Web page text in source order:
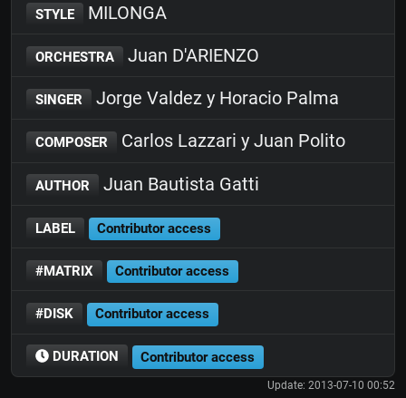
STYLE MILONGA
ORCHESTRA Juan D'ARIENZO
SINGER Jorge Valdez y Horacio Palma
COMPOSER Carlos Lazzari y Juan Polito
AUTHOR Juan Bautista Gatti
LABEL Contributor access
#MATRIX Contributor access
#DISK Contributor access
DURATION Contributor access
Update: 2013-07-10 00:52